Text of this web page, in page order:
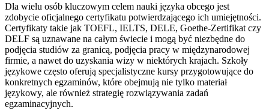
Dla wielu osób kluczowym celem nauki języka obcego jest
zdobycie oficjalnego certyfikatu potwierdzającego ich umiejętności.
Certyfikaty takie jak TOEFL, IELTS, DELE, Goethe-Zertifikat czy
DELF są uznawane na całym świecie i mogą być niezbędne do
podjęcia studiów za granicą, podjęcia pracy w międzynarodowej
firmie, a nawet do uzyskania wizy w niektórych krajach. Szkoły
językowe często oferują specjalistyczne kursy przygotowujące do
konkretnych egzaminów, które obejmują nie tylko materiał
językowy, ale również strategię rozwiązywania zadań
egzaminacyjnych.